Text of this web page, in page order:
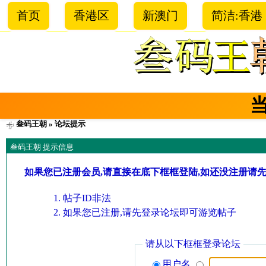
首页 香港区 新澳门 简洁:香港
叁码王朝 » 论坛提示
叁码王朝 提示信息
如果您已注册会员,请直接在底下框框登陆,如还没注册请
帖子ID非法
如果您已注册,请先登录论坛即可游览帖子
请从以下框框登录论坛
用户名